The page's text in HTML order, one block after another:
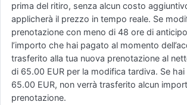
prima del ritiro, senza alcun costo
applicherà il prezzo in tempo reale. Se
prenotazione con meno di 48 ore di
l’importo che hai pagato al momento
trasferito alla tua nuova prenotazione al
di 65.00 EUR per la modifica tardiva. Se
65.00 EUR, non verrà trasferito alcun
prenotazione.